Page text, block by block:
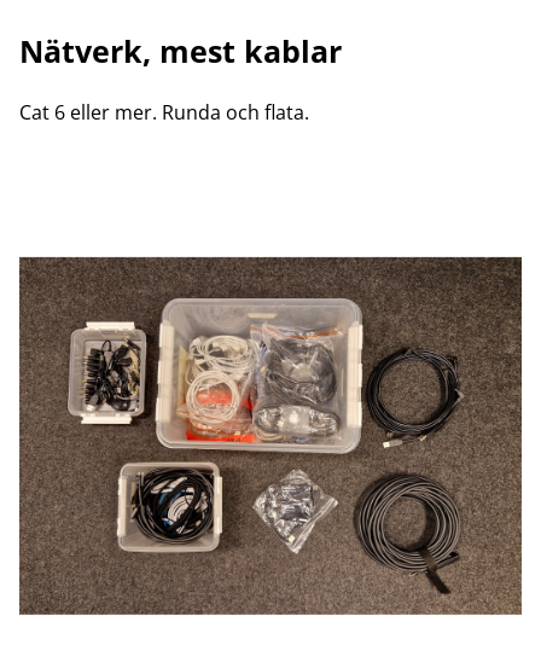
Nätverk, mest kablar
Cat 6 eller mer. Runda och flata.